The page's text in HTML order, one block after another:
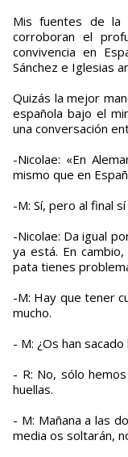
Mis fuentes de la
corroboran el
convivencia en
Sánchez e Iglesias
Quizás la mejor
española bajo el
una conversación
-Nicolae: «En
mismo que en
-M: Sí, pero al final
-Nicolae: Da igual
ya está. En
pata tienes
-M: Hay que tener
mucho.
- M: ¿Os han sacado
- R: No, sólo
huellas.
- M: Mañana a las
media os soltarán,